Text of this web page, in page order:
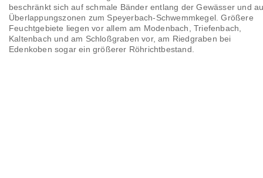
beschränkt sich auf schmale Bänder entlang der Gewässer und
Überlappungszonen zum Speyerbach-Schwemmkegel. Größere
Feuchtgebiete liegen vor allem am Modenbach, Triefenbach,
Kaltenbach und am Schloßgraben vor, am Riedgraben bei
Edenkoben sogar ein größerer Röhrichtbestand.